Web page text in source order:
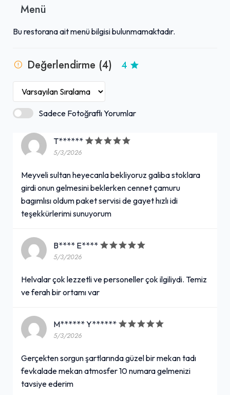
tuttuğunu göstermektedir. Kaliteli lezzetleri ve sıcak
herkes için kesinlikle denenmesi gereken bir noktadır.
Menü
Bu restorana ait menü bilgisi bulunmamaktadır.
Değerlendirme (4) 4
Sadece Fotoğraflı Yorumlar
T******
5/3/2026
Meyveli sultan heyecanla bekliyoruz galiba stoklara
girdi onun gelmesini beklerken cennet çamuru
bagımlısı oldum paket servisi de gayet hızlı idi
teşekkürlerimi sunuyorum
B**** E****
5/3/2026
Helvalar çok lezzetli ve personeller çok ilgiliydi. Temiz
ve ferah bir ortamı var
M****** Y******
5/3/2026
Gerçekten sorgun şartlarında güzel bir mekan tadı
fevkalade mekan atmosfer 10 numara gelmenizi
tavsiye ederim